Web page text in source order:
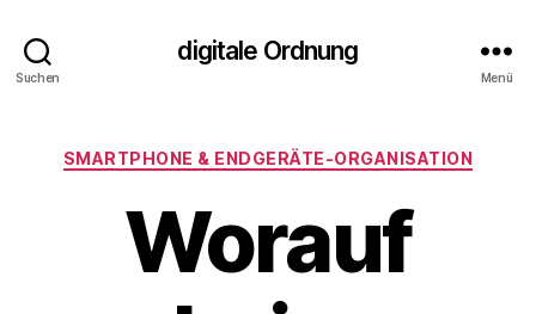
Suchen
digitale Ordnung
Menü
Kategorien
SMARTPHONE & ENDGERÄTE‑ORGANISATION
Worauf